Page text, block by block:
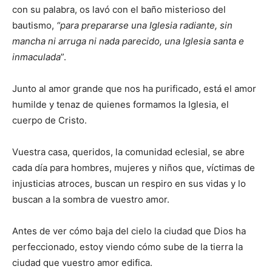
con su palabra, os lavó con el baño misterioso del
bautismo, “para prepararse una Iglesia radiante, sin
mancha ni arruga ni nada parecido, una Iglesia santa e
inmaculada”.
Junto al amor grande que nos ha purificado, está el amor
humilde y tenaz de quienes formamos la Iglesia, el
cuerpo de Cristo.
Vuestra casa, queridos, la comunidad eclesial, se abre
cada día para hombres, mujeres y niños que, víctimas de
injusticias atroces, buscan un respiro en sus vidas y lo
buscan a la sombra de vuestro amor.
Antes de ver cómo baja del cielo la ciudad que Dios ha
perfeccionado, estoy viendo cómo sube de la tierra la
ciudad que vuestro amor edifica.